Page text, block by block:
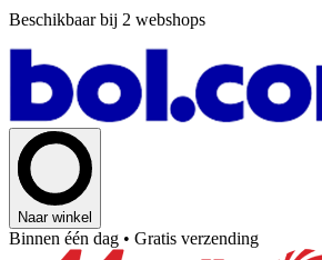
Beschikbaar bij 2 webshops
Naar winkel
Binnen één dag • Gratis verzending